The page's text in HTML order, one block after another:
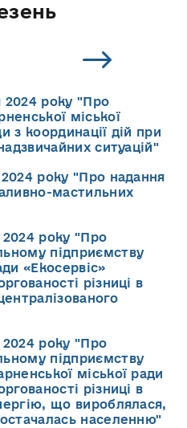
2024 року "Про
міської
з координації дій при
ситуацій"
року "Про надання
мастильних
2024 року "Про
підприємству
«Екосервіс»
різниці в
2024 року "Про
підприємству
міської ради
різниці в
що вироблялася,
населенню"